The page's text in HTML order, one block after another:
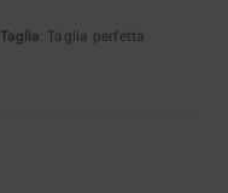
Taglia: Taglia perfetta